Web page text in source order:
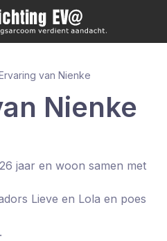
van Nienke
Nienke
jaar en woon samen met
Lieve en Lola en poes